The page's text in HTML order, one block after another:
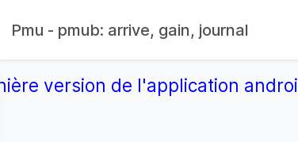
Pmu - pmub: arrive, gain, journal
version de l'application